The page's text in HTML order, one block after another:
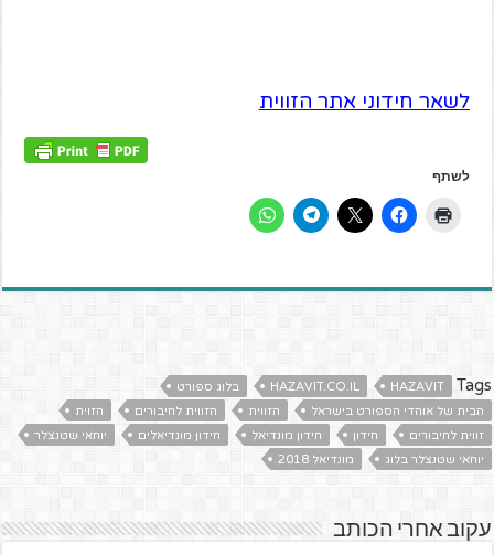
לשאר חידוני אתר הזווית
לשתף
Tags
HAZAVIT
HAZAVIT.CO.IL
בלוג ספורט
הבית של אוהדי הספורט בישראל
הזווית הזווית לחיבורים
הזוית
זווית לחיבורים
חידון חידון מונדיאל חידון מונדיאלים
יוחאי שטנצלר
יוחאי שטנצלר בלוג
מונדיאל 2018
עקוב אחרי הכותב